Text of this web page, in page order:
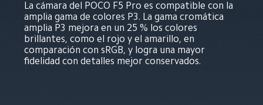
La cámara del POCO F5 Pro es compatible con la
amplia gama de colores P3. La gama cromática
amplia P3 mejora en un 25 % los colores
brillantes, como el rojo y el amarillo, en
comparación con sRGB, y logra una mayor
fidelidad con detalles mejor conservados.